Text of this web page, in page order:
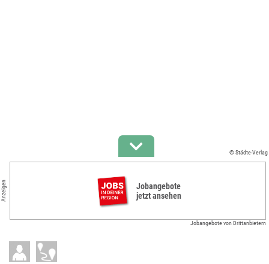
© Städte-Verlag
Anzeigen
Jobangebote
jetzt ansehen
Jobangebote von Drittanbietern